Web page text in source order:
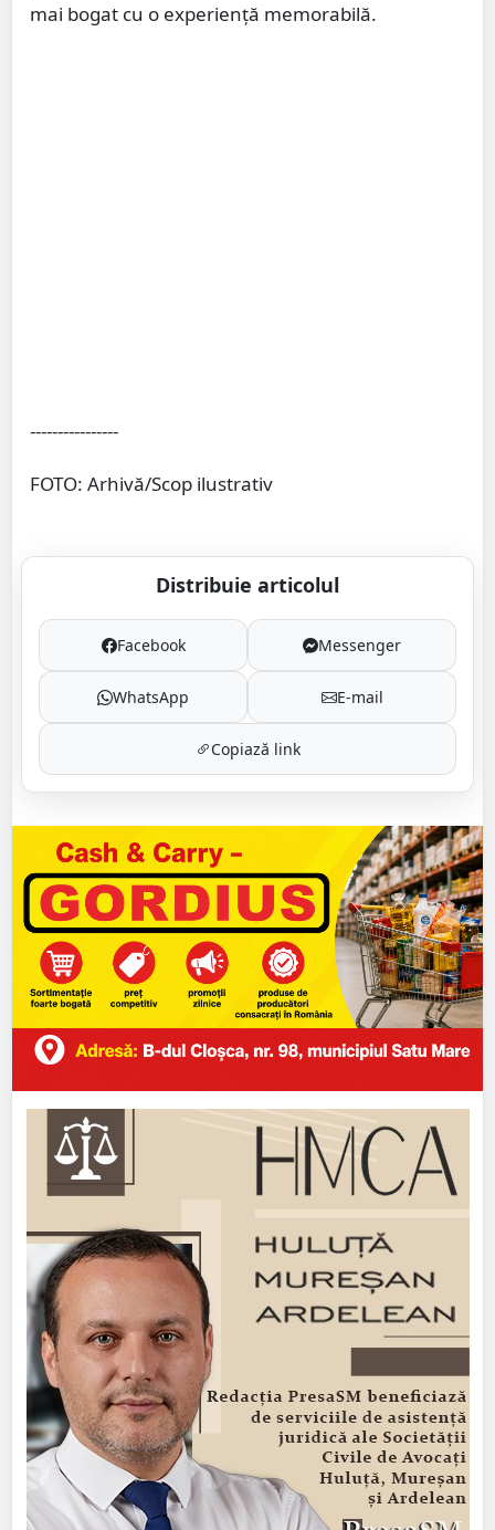
mai bogat cu o experiență memorabilă.
----------------
FOTO: Arhivă/Scop ilustrativ
Distribuie articolul
Facebook Messenger
WhatsApp E-mail
Copiază link